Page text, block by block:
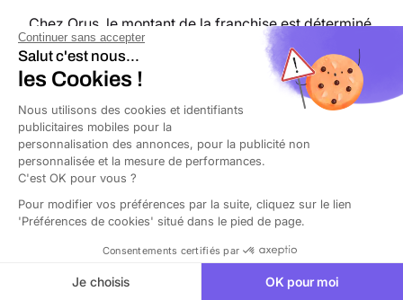
Chez Orus, le montant de la franchise est déterminé
selon votre activité, mais il est également lié à votre
chiffre d'affaires. De plus, le plafond de garantie
joue un rôle important dans ce calcul.
👋 En général, les franchises des contrats de
RC Pro d’Orus varientde 0 à 1 500 €
2️⃣ Les plafonds de garantie
maximal que l'assureur s'engage à verser en cas
de sinistre.
Continuer sans accepter
Salut c'est nous...
les Cookies !
Nous utilisons des cookies et identifiants
publicitaires mobiles pour la
personnalisation des annonces, pour la publicité non
personnalisée et la mesure de performances.
C'est OK pour vous ?
Pour modifier vos préférences par la suite, cliquez sur le lien
'Préférences de cookies' situé dans le pied de page.
Consentements certifiés par
Je choisis OK pour moi